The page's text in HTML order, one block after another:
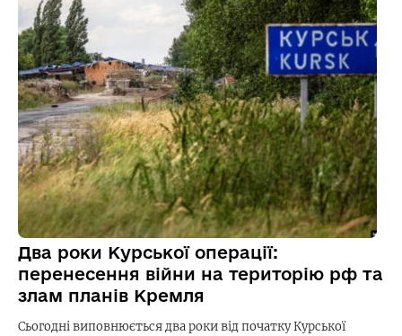
Два роки Курської операції:
перенесення війни на територію рф та
злам планів Кремля
Сьогодні виповнюється два роки від початку Курської